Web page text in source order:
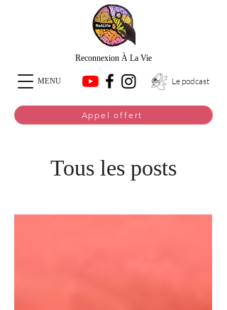
Reconnexion À La Vie
MENU Le podcast
Appel offert
Tous les posts